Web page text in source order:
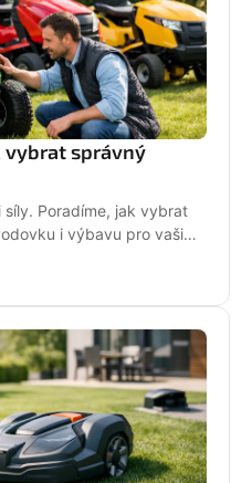
vybrat správný
Poradíme, jak vybrat
i výbavu pro vaši